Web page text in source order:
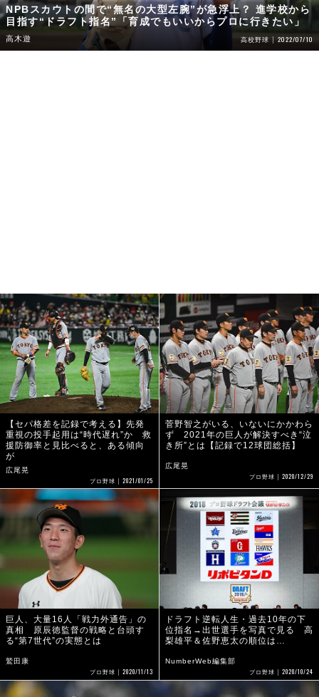
NPBスカウトの間で“無名の大型左腕”が急浮上？ 進学校から
目指す“ドラフト指名”「育成でもいいからプロに行きたい」
高木遊 高校野球 2022/07/10
【セパ格差を記録で考える】先発
重視の投手起用は“時代遅れ”か 救
援防御率と見比べると、ある傾向
が
広尾晃
プロ野球 2021/01/25
菅野智之がいる、いないにかかわら
ず 2021年の巨人が解決すべき“泣
き所”とは【記録で12球団総括】
広尾晃
プロ野球 2020/12/29
巨人、大量16人「戦力外通告」の
真相 原辰徳監督の戦略と台頭す
る“第7世代”の実態とは
鷲田康
プロ野球 2020/11/13
ドラフト逆転人生・過去10年の下
位指名→出世選手を写真で見る 高
梨雄平＆佐野恵太の順位は…
NumberWeb編集部
プロ野球 2020/10/24